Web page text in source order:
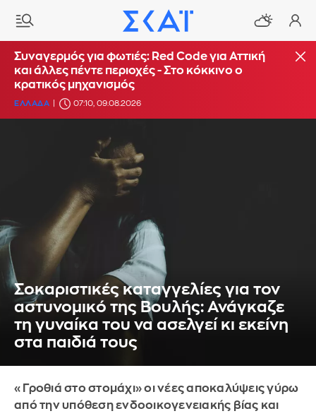
Συναγερμός για φωτιές: Red Code για Αττική
και άλλες πέντε περιοχές - Στο κόκκινο ο
κρατικός μηχανισμός
ΕΛΛΑΔΑ 07:10, 09.08.2026
Σοκαριστικές καταγγελίες για τον
αστυνομικό της Βουλής: Ανάγκαζε
τη γυναίκα του να ασελγεί κι εκείνη
στα παιδιά τους
«Γροθιά στο στομάχι» οι νέες αποκαλύψεις γύρω
από την υπόθεση ενδοοικογενειακής βίας και